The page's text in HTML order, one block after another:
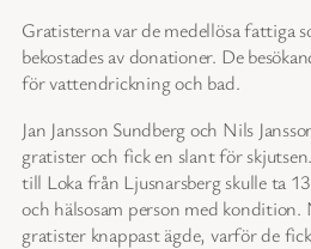
Gratisterna var de medellösa fattiga
bekostades av donationer. De
för vattendrickning och bad.
Jan Jansson Sundberg och Nils
gratister och fick en slant för
till Loka från Ljusnarsberg skulle ta
och hälsosam person med kondition.
gratister knappast ägde, varför de